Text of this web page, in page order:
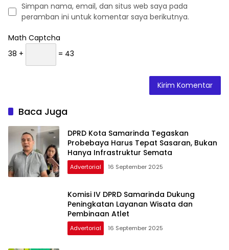
Simpan nama, email, dan situs web saya pada
peramban ini untuk komentar saya berikutnya.
Math Captcha
38 +
= 43
Baca Juga
DPRD Kota Samarinda Tegaskan
Probebaya Harus Tepat Sasaran, Bukan
Hanya Infrastruktur Semata
Advertorial 16 September 2025
Komisi IV DPRD Samarinda Dukung
Peningkatan Layanan Wisata dan
Pembinaan Atlet
Advertorial 16 September 2025